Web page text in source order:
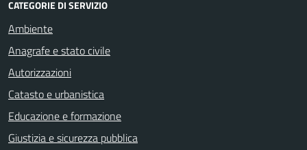
CATEGORIE DI SERVIZIO
Ambiente
Anagrafe e stato civile
Autorizzazioni
Catasto e urbanistica
Educazione e formazione
Giustizia e sicurezza pubblica